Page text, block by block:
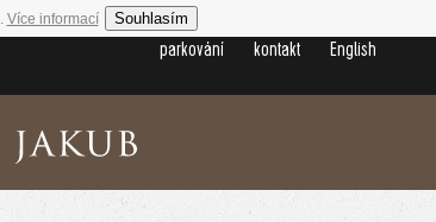
Více informací Souhlasím
parkování kontakt English